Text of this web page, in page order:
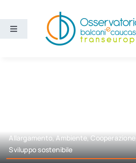
contenuto
Toggle
Sezioni
Allargamento, Ambiente,
Sviluppo sostenibile